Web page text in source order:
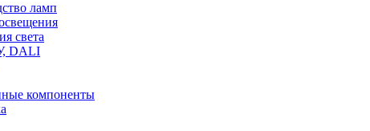
ламп
света
DALI
компоненты